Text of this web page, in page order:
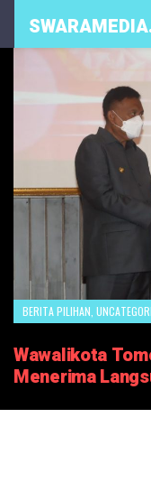
BERITA PILIHAN
Wawalikota
Menerima